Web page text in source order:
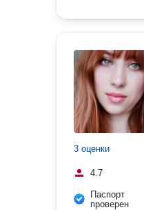
3 оценки
4.7
Паспорт
проверен